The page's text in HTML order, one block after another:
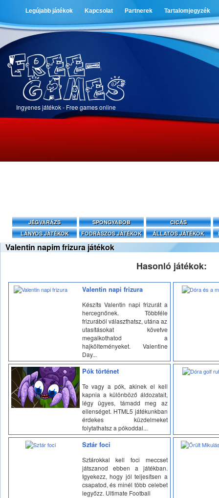
Legújabb játékok Kapcsolat Partnerek Tartalomjegyzék
Ingyenes játékok - Free games online
JÉGVARÁZS SPONGYABOB
CICÁS
LÁNYOS JÁTÉKOK
FODRÁSZOS JÁTÉKOK ÁLLATOS JÁTÉKOK
Valentin napim frizura játékok
Hasonló játékok:
Valentin napi frizura
Készíts Valentin napi frizurát a
hercegnőnek. Többféle
frizurából választhatsz, utána az
utasításokat követve
megalkothatod a
hajkölteményeket. Valentine
Day...
Pók történet
Te vagy a pók, akinek el kell
kapnia a különböző áldozatait,
légy ügyes, támadd meg az
ellenséget. HTML5 játékunkban
érdekes küzdelmeket
folytathatsz a pókoddal...
Sztár foci
Sztárokkal kell foci meccset
játszanod ebben a játékban.
Igyekezz, hogy jól teljesítsen a
csapatod, és minél több celebet
legyőzz. Ultimate Football